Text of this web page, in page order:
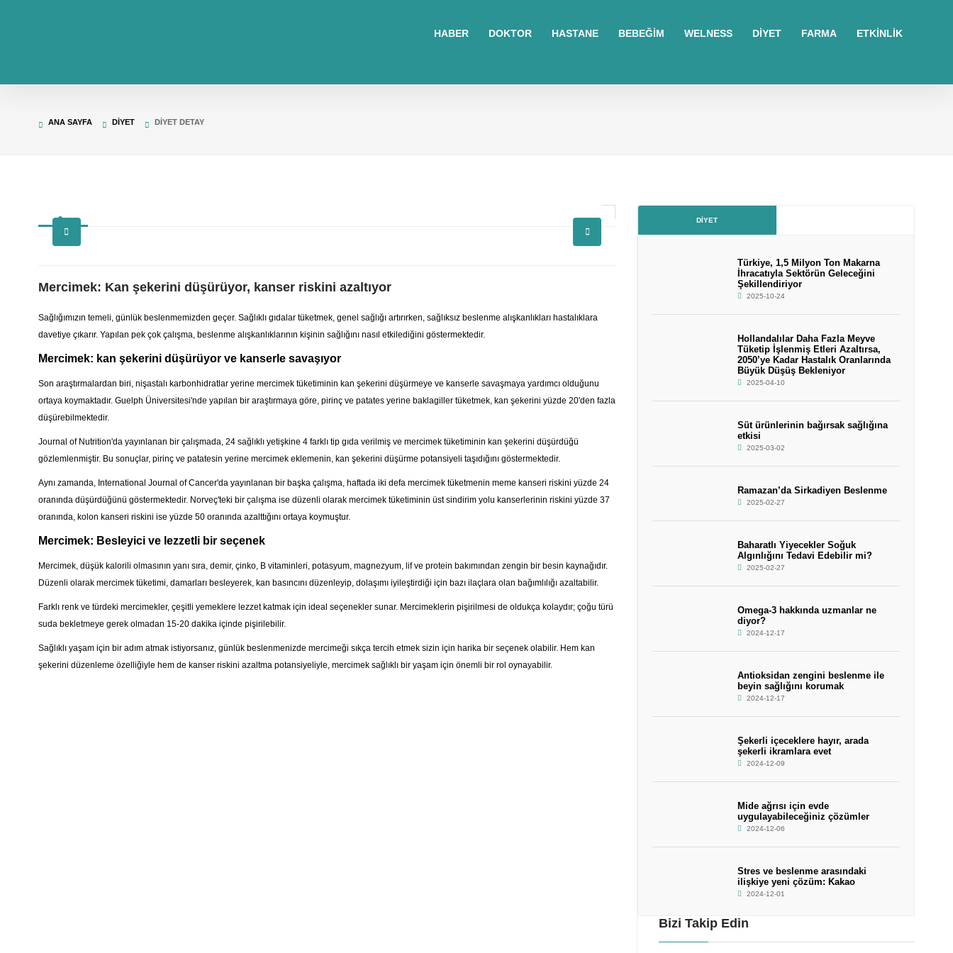
HABER DOKTOR HASTANE BEBEĞİM WELNESS DİYET FARMA ETKİNLİK
ANA SAYFA DIYET DIYET DETAY
Mercimek: Kan şekerini düşürüyor, kanser riskini azaltıyor
Sağlığımızın temeli, günlük beslenmemizden geçer. Sağlıklı gıdalar tüketmek, genel sağlığı artırırken, sağlıksız beslenme alışkanlıkları hastalıklara
davetiye çıkarır. Yapılan pek çok çalışma, beslenme alışkanlıklarının kişinin sağlığını nasıl etkilediğini göstermektedir.
Mercimek: kan şekerini düşürüyor ve kanserle savaşıyor
Son araştırmalardan biri, nişastalı karbonhidratlar yerine mercimek tüketiminin kan şekerini düşürmeye ve kanserle savaşmaya yardımcı olduğunu
ortaya koymaktadır. Guelph Üniversitesi'nde yapılan bir araştırmaya göre, pirinç ve patates yerine baklagiller tüketmek, kan şekerini yüzde 20'den fazla
düşürebilmektedir.
Journal of Nutrition'da yayınlanan bir çalışmada, 24 sağlıklı yetişkine 4 farklı tip gıda verilmiş ve mercimek tüketiminin kan şekerini düşürdüğü
gözlemlenmiştir. Bu sonuçlar, pirinç ve patatesin yerine mercimek eklemenin, kan şekerini düşürme potansiyeli taşıdığını göstermektedir.
Aynı zamanda, International Journal of Cancer'da yayınlanan bir başka çalışma, haftada iki defa mercimek tüketmenin meme kanseri riskini yüzde 24
oranında düşürdüğünü göstermektedir. Norveç'teki bir çalışma ise düzenli olarak mercimek tüketiminin üst sindirim yolu kanserlerinin riskini yüzde 37
oranında, kolon kanseri riskini ise yüzde 50 oranında azalttığını ortaya koymuştur.
Mercimek: Besleyici ve lezzetli bir seçenek
Mercimek, düşük kalorili olmasının yanı sıra, demir, çinko, B vitaminleri, potasyum, magnezyum, lif ve protein bakımından zengin bir besin kaynağıdır.
Düzenli olarak mercimek tüketimi, damarları besleyerek, kan basıncını düzenleyip, dolaşımı iyileştirdiği için bazı ilaçlara olan bağımlılığı azaltabilir.
Farklı renk ve türdeki mercimekler, çeşitli yemeklere lezzet katmak için ideal seçenekler sunar. Mercimeklerin pişirilmesi de oldukça kolaydır; çoğu türü
suda bekletmeye gerek olmadan 15-20 dakika içinde pişirilebilir.
Sağlıklı yaşam için bir adım atmak istiyorsanız, günlük beslenmenizde mercimeği sıkça tercih etmek sizin için harika bir seçenek olabilir. Hem kan
şekerini düzenleme özelliğiyle hem de kanser riskini azaltma potansiyeliyle, mercimek sağlıklı bir yaşam için önemli bir rol oynayabilir.
DIYET
Türkiye, 1,5 Milyon Ton Makarna
İhracatıyla Sektörün Geleceğini
Şekillendiriyor
2025-10-24
Hollandalılar Daha Fazla Meyve
Tüketip İşlenmiş Etleri Azaltırsa,
2050’ye Kadar Hastalık Oranlarında
Büyük Düşüş Bekleniyor
2025-04-10
Süt ürünlerinin bağırsak sağlığına
etkisi
2025-03-02
Ramazan’da Sirkadiyen Beslenme
2025-02-27
Baharatlı Yiyecekler Soğuk
Algınlığını Tedavi Edebilir mi?
2025-02-27
Omega-3 hakkında uzmanlar ne
diyor?
2024-12-17
Antioksidan zengini beslenme ile
beyin sağlığını korumak
2024-12-17
Şekerli içeceklere hayır, arada
şekerli ikramlara evet
2024-12-09
Mide ağrısı için evde
uygulayabileceğiniz çözümler
2024-12-06
Stres ve beslenme arasındaki
ilişkiye yeni çözüm: Kakao
2024-12-01
Bizi Takip Edin
sohbetler
sohbet